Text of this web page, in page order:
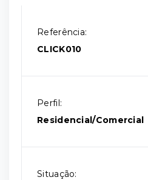
Referência:
CLICK010
Perfil:
Residencial/Comercial
Situação: